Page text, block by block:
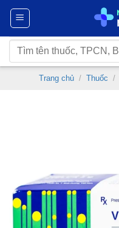
Chuyển
nội
dung
Tìm
kiếm:
Trang chủ / Thuốc /